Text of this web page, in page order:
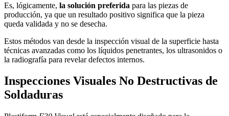
Es, lógicamente, la solución preferida para las piezas de
producción, ya que un resultado positivo significa que la pieza
queda validada y no se desecha.
Estos métodos van desde la inspección visual de la superficie hasta
técnicas avanzadas como los líquidos penetrantes, los ultrasonidos o
la radiografía para revelar defectos internos.
Inspecciones Visuales No Destructivas de
Soldaduras